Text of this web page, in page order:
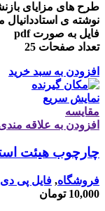
طرح های مزایای
نوشته ی
فایل به صورت pdf
تعداد صفحات 25
افزودن به سبد خرید
نمایش سریع
مقايسه
افزودن به علاقه
چارچوب هیئت
فروشگاه, فایل پی
10,000 تومان